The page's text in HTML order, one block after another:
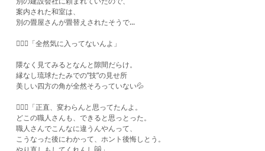
案内された和室は、
別の畳屋さんが畳替えされたそうで...
🙍🏻‍♀️「全然気に入ってないんよ」
隈なく見てみるとなんと隙間だらけ。
縁なし琉球たたみでの”技”の見せ所
美しい四方の角が全然そろっていない💦
🙍🏻‍♀️「正直、変わらんと思ってたんよ。
どこの職人さんも、できると思っとった。
職人さんでこんなに違うんやんって、
こうなった後にわかって、ホント後悔しとう。
やり直しもしてくれんし😿」